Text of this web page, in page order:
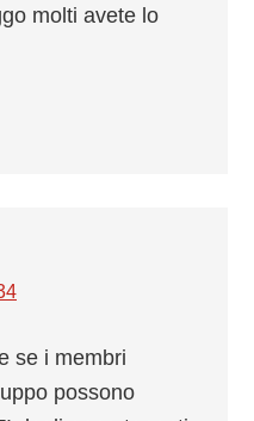
molti avete lo
se i membri
possono